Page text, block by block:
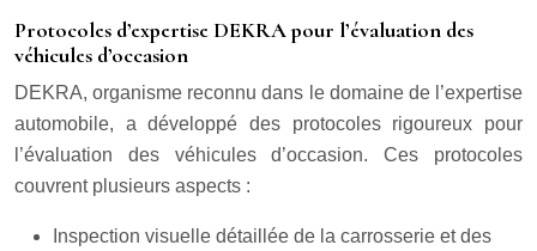
Protocoles d’expertise DEKRA pour l’évaluation des
véhicules d’occasion
DEKRA, organisme reconnu dans le domaine de l’expertise
automobile, a développé des protocoles rigoureux pour
l’évaluation des véhicules d’occasion. Ces protocoles
couvrent plusieurs aspects :
Inspection visuelle détaillée de la carrosserie et des